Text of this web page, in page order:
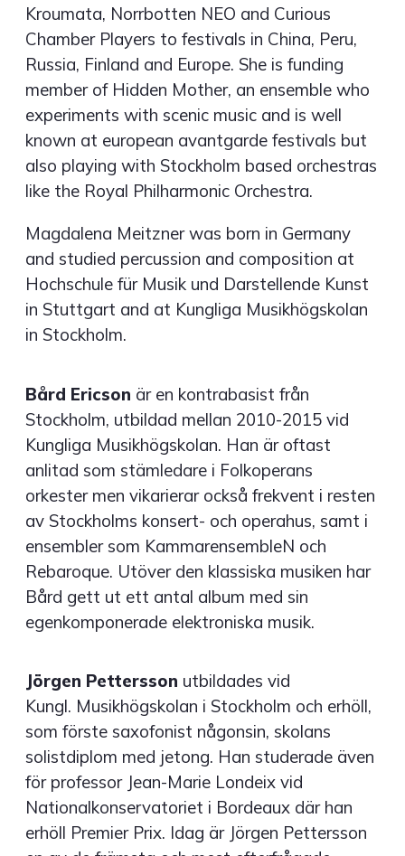
Kroumata, Norrbotten NEO and Curious
Chamber Players to festivals in China, Peru,
Russia, Finland and Europe. She is funding
member of Hidden Mother, an ensemble who
experiments with scenic music and is well
known at european avantgarde festivals but
also playing with Stockholm based orchestras
like the Royal Philharmonic Orchestra.
Magdalena Meitzner was born in Germany
and studied percussion and composition at
Hochschule für Musik und Darstellende Kunst
in Stuttgart and at Kungliga Musikhögskolan
in Stockholm.
Bård Ericson är en kontrabasist från
Stockholm, utbildad mellan 2010-2015 vid
Kungliga Musikhögskolan. Han är oftast
anlitad som stämledare i Folkoperans
orkester men vikarierar också frekvent i resten
av Stockholms konsert- och operahus, samt i
ensembler som KammarensembleN och
Rebaroque. Utöver den klassiska musiken har
Bård gett ut ett antal album med sin
egenkomponerade elektroniska musik.
Jörgen Pettersson utbildades vid
Kungl. Musikhögskolan i Stockholm och erhöll,
som förste saxofonist någonsin, skolans
solistdiplom med jetong. Han studerade även
för professor Jean-Marie Londeix vid
Nationalkonservatoriet i Bordeaux där han
erhöll Premier Prix. Idag är Jörgen Pettersson